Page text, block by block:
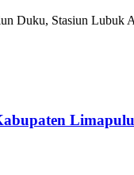
Duku, Stasiun Lubuk